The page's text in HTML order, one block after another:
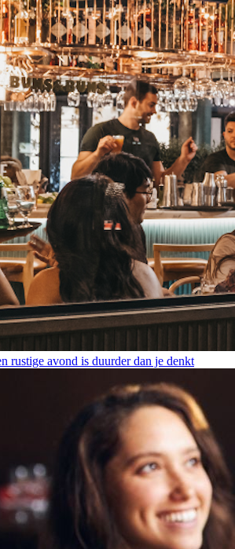
rustige avond is duurder dan je denkt